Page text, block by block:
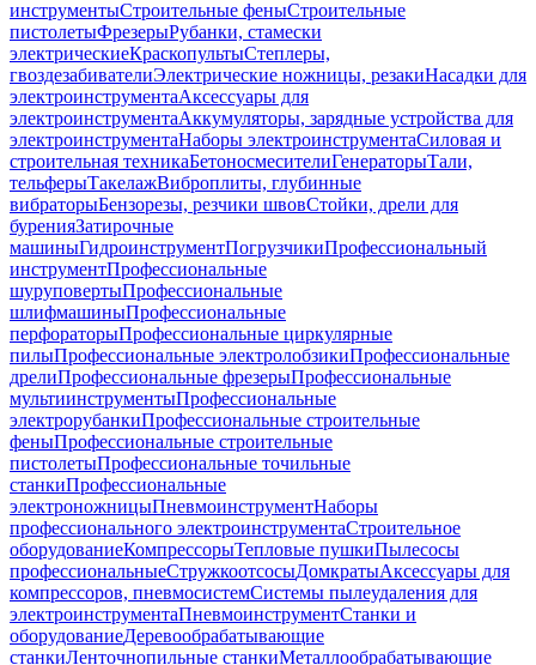
инструментыСтроительные феныСтроительные
пистолетыФрезерыРубанки, стамески
электрическиеКраскопультыСтеплеры,
гвоздезабивателиЭлектрические ножницы, резакиНасадки для
электроинструментаАксессуары для
электроинструментаАккумуляторы, зарядные устройства для
электроинструментаНаборы электроинструментаСиловая и
строительная техникаБетоносмесителиГенераторыТали,
тельферыТакелажВиброплиты, глубинные
вибраторыБензорезы, резчики швовСтойки, дрели для
буренияЗатирочные
машиныГидроинструментПогрузчикиПрофессиональный
инструментПрофессиональные
шуруповертыПрофессиональные
шлифмашиныПрофессиональные
перфораторыПрофессиональные циркулярные
пилыПрофессиональные электролобзикиПрофессиональные
дрелиПрофессиональные фрезерыПрофессиональные
мультиинструментыПрофессиональные
электрорубанкиПрофессиональные строительные
феныПрофессиональные строительные
пистолетыПрофессиональные точильные
станкиПрофессиональные
электроножницыПневмоинструментНаборы
профессионального электроинструментаСтроительное
оборудованиеКомпрессорыТепловые пушкиПылесосы
профессиональныеСтружкоотсосыДомкратыАксессуары для
компрессоров, пневмосистемСистемы пылеудаления для
электроинструментаПневмоинструментСтанки и
оборудованиеДеревообрабатывающие
станкиЛенточнопильные станкиМеталлообрабатывающие